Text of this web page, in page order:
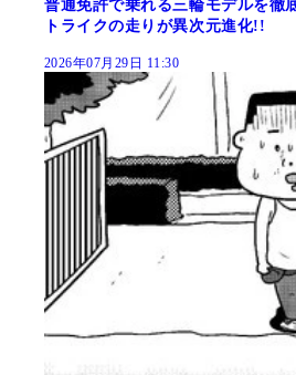
普通免許で乗れる三輪モデルを
トライクの走りが異次元進化!!
2026年07月29日 11:30